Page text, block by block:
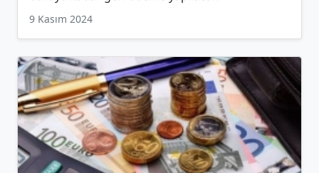
9 Kasım 2024